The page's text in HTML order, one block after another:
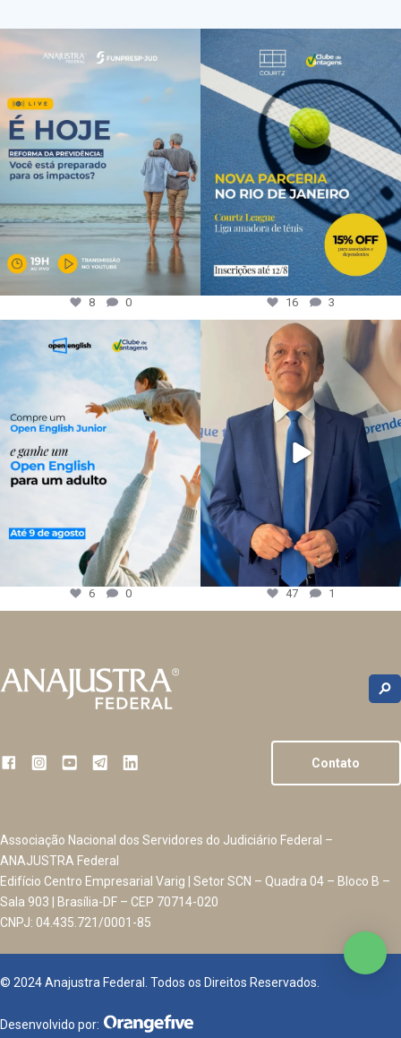
8 0 16 3
6 0 47 1
Contato
Associação Nacional dos Servidores do Judiciário Federal –
ANAJUSTRA Federal
Edifício Centro Empresarial Varig | Setor SCN – Quadra 04 – Bloco B –
Sala 903 | Brasília-DF – CEP 70714-020
CNPJ: 04.435.721/0001-85
© 2024 Anajustra Federal. Todos os Direitos Reservados.
Desenvolvido por: